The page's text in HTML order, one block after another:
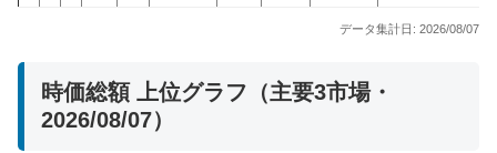
データ集計日: 2026/08/07
時価総額 上位グラフ（主要3市場・
2026/08/07）